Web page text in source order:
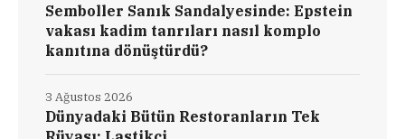
Semboller Sanık Sandalyesinde: Epstein
vakası kadim tanrıları nasıl komplo
kanıtına dönüştürdü?
Dünyadaki Bütün Restoranların Tek
3 Ağustos 2026